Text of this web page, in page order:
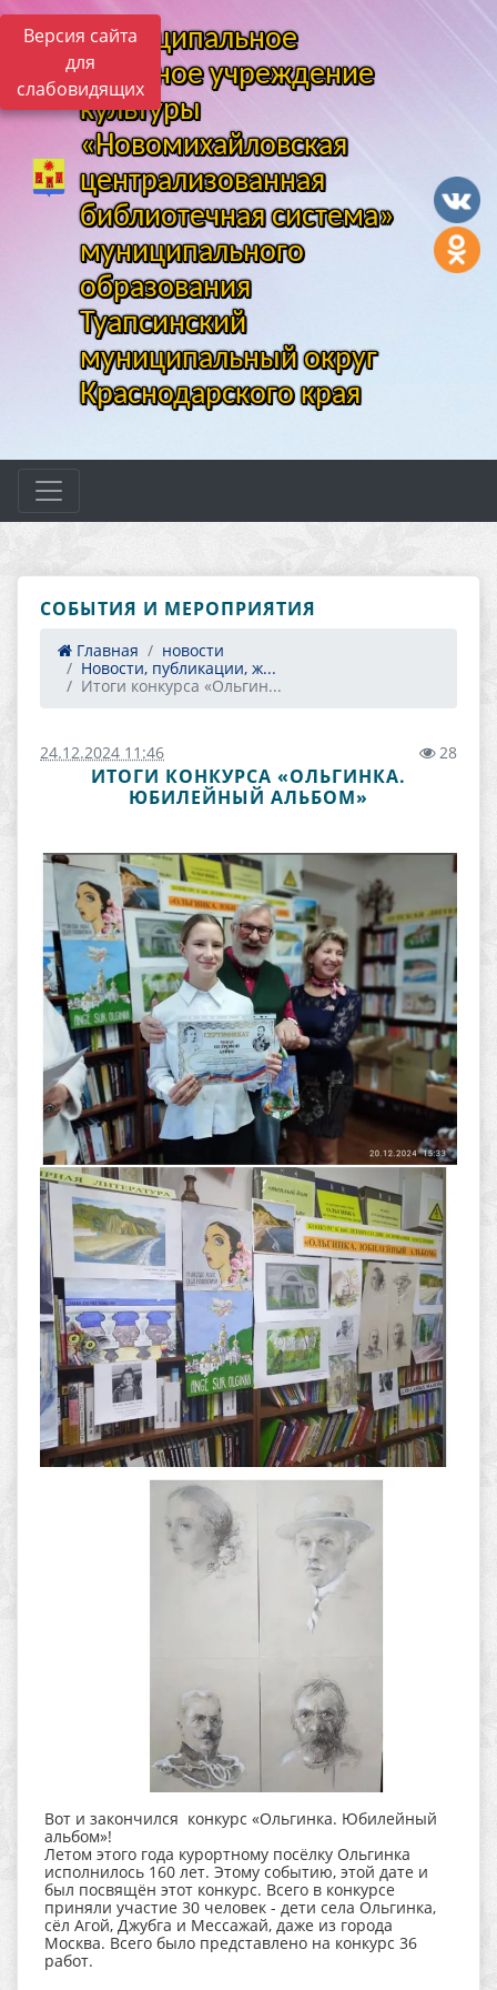
Версия сайта
для
слабовидящих
Муниципальное
казенное учреждение
культуры
«Новомихайловская
централизованная
библиотечная система»
муниципального
образования
Туапсинский
муниципальный округ
Краснодарского края
СОБЫТИЯ И МЕРОПРИЯТИЯ
Главная
новости
Новости, публикации, ж...
Итоги конкурса «Ольгин...
24.12.2024 11:46 28
ИТОГИ КОНКУРСА «ОЛЬГИНКА.
ЮБИЛЕЙНЫЙ АЛЬБОМ»
Вот и закончился конкурс «Ольгинка. Юбилейный
альбом»!
Летом этого года курортному посёлку Ольгинка
исполнилось 160 лет. Этому событию, этой дате и
был посвящён этот конкурс. Всего в конкурсе
приняли участие 30 человек - дети села Ольгинка,
сёл Агой, Джубга и Мессажай, даже из города
Москва. Всего было представлено на конкурс 36
работ.